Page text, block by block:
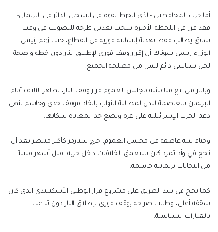
أما حزب المحافظين -الذي انخرط بقوة في السجال الدائر في البرلمان-
فقد قرر في اللحظة الأخيرة سحب تعديل طرحه للتصويت في وقت
سابق يطالب فقط بهدنة إنسانية فورية في القطاع، حيث زعم رئيس
الوزراء ريشي سوناك أن إقرار وقف فوري لإطلاق النار دون خطة واضحة
لحل سياسي دائم ليس من مصلحة الجميع.
وبالتزامن مع مناقشة مجلس العموم قرار وقف النار، تظاهر الآلاف أمام
البرلمان بالعاصمة لندن لمطالبة النواب باتخاذ موقف جدي وحاسم ينهي
دعم الحرب الإسرائيلية على غزة ويضع حدا لمعاناة سكانها.
وختام ليلة عاصفة في مجلس العموم، خرج ستارمر كأكبر منتصر بعد أن
نجح في وأد تمرد كان سيعمق الخلافات داخل حزبه، قبل أشهر قليلة
من انتخابات برلمانية حاسمة.
كما نجح في سد الطريق على مشروع قرار الوطني الأسكتلندي الذي كان
سقفه أعلى، وطالب صراحة بوقف فوري لإطلاق النار دون تلاعب
بالعبارات السياسية.